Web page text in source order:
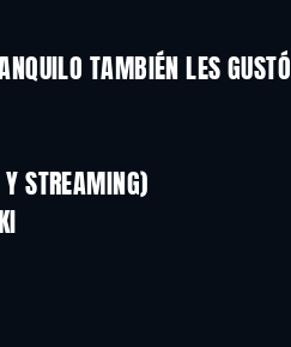
TAMBIÉN LES GUSTÓ
Y STREAMING)